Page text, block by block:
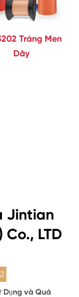
Tráng Men
Dây
Jintian
LTD
Dụng và Quá